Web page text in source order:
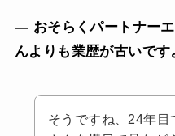
— おそらくパートナー
んよりも業歴が古いです
そうですね、24年目